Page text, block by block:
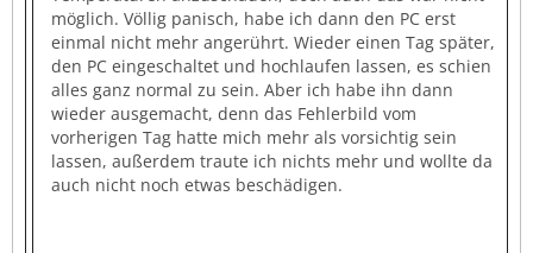
möglich. Völlig panisch, habe ich dann den PC erst
einmal nicht mehr angerührt. Wieder einen Tag später,
den PC eingeschaltet und hochlaufen lassen, es schien
alles ganz normal zu sein. Aber ich habe ihn dann
wieder ausgemacht, denn das Fehlerbild vom
vorherigen Tag hatte mich mehr als vorsichtig sein
lassen, außerdem traute ich nichts mehr und wollte da
auch nicht noch etwas beschädigen.